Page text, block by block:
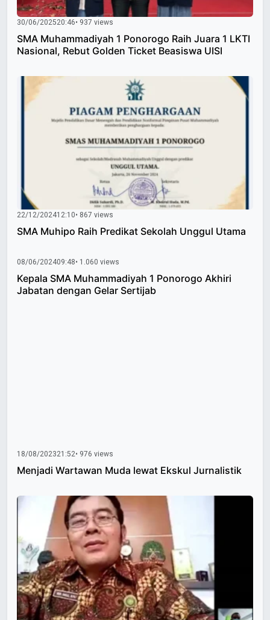
30/06/202520:46• 937 views
SMA Muhammadiyah 1 Ponorogo Raih Juara 1 LKTI
Nasional, Rebut Golden Ticket Beasiswa UISI
22/12/202412:10• 867 views
SMA Muhipo Raih Predikat Sekolah Unggul Utama
08/06/202409:48• 1.060 views
Kepala SMA Muhammadiyah 1 Ponorogo Akhiri
Jabatan dengan Gelar Sertijab
18/08/202321:52• 976 views
Menjadi Wartawan Muda lewat Ekskul Jurnalistik